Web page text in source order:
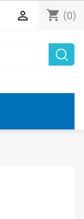
shopping_cart (0)
